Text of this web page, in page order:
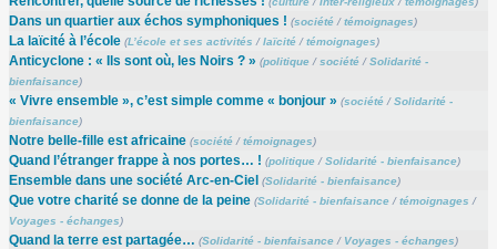
Dans un quartier aux échos symphoniques ! (société/témoignages)
La laïcité à l’école (L’école et ses activités /laïcité/témoignages)
Anticyclone : « Ils sont où, les Noirs ? » (politique/société/Solidarité -
bienfaisance)
« Vivre ensemble », c’est simple comme « bonjour » (société/Solidarité -
bienfaisance)
Notre belle-fille est africaine (société/témoignages)
Quand l’étranger frappe à nos portes… ! (politique/Solidarité - bienfaisance)
Ensemble dans une société Arc-en-Ciel (Solidarité - bienfaisance)
Que votre charité se donne de la peine (Solidarité - bienfaisance/témoignages /
Voyages - échanges)
Quand la terre est partagée… (Solidarité - bienfaisance/ Voyages - échanges)